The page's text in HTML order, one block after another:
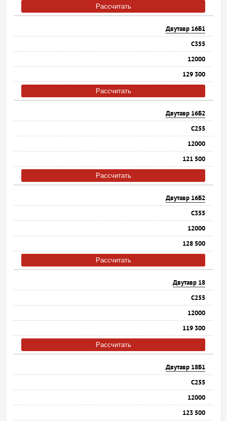
Рассчитать
Двутавр 16Б1
С355
12000
129 300
Рассчитать
Двутавр 16Б2
С255
12000
121 500
Рассчитать
Двутавр 16Б2
С355
12000
128 500
Рассчитать
Двутавр 18
С255
12000
119 300
Рассчитать
Двутавр 18Б1
С255
12000
123 500